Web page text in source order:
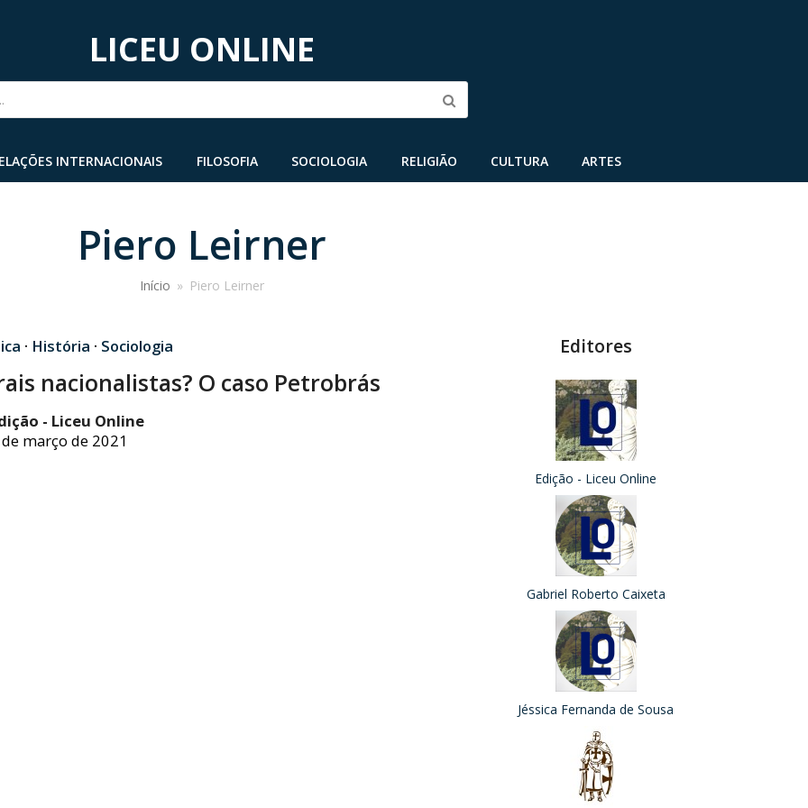
LICEU ONLINE
INTERNACIONAIS FILOSOFIA SOCIOLOGIA RELIGIÃO CULTURA ARTES
Piero Leirner
Início » Piero Leirner
· História · Sociologia
nacionalistas? O caso Petrobrás
- Liceu Online
março de 2021
Editores
Edição - Liceu Online
Gabriel Roberto Caixeta
Jéssica Fernanda de Sousa